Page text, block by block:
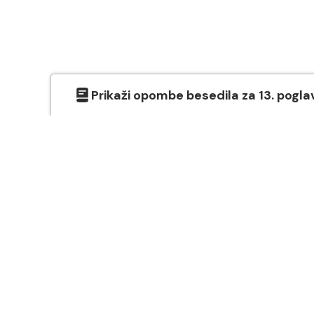
Prikaži opombe besedila za 13.